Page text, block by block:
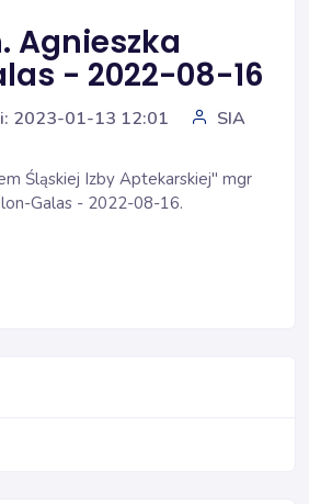
Agnieszka
- 2022-08-16
2023-01-13 12:01
SIA
Śląskiej Izby Aptekarskiej" mgr
Galas - 2022-08-16.